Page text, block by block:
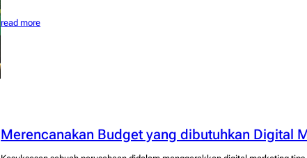
read more
Merencanakan Budget yang dibutuhkan Digital